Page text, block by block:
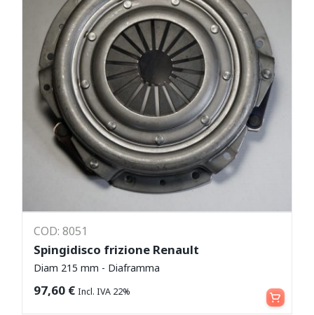
COD: 8051
Spingidisco frizione Renault
Diam 215 mm - Diaframma
97,60 € Incl. IVA 22% Aggiungi al carrello